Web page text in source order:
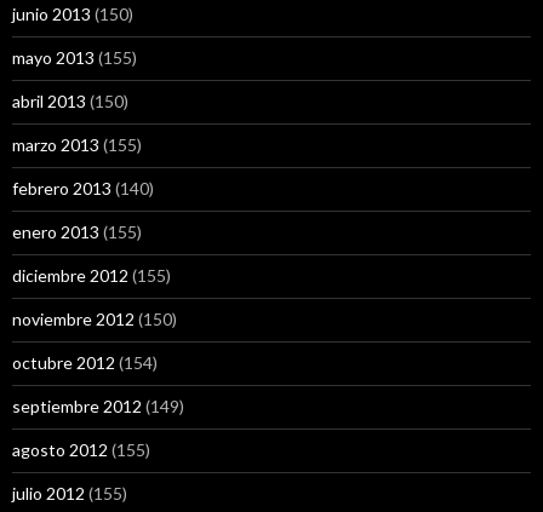
junio 2013 (150)
mayo 2013 (155)
abril 2013 (150)
marzo 2013 (155)
febrero 2013 (140)
enero 2013 (155)
diciembre 2012 (155)
noviembre 2012 (150)
octubre 2012 (154)
septiembre 2012 (149)
agosto 2012 (155)
julio 2012 (155)